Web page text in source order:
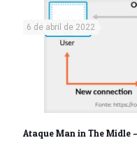
6 de abril de 2022
Ataque Man in The Midle